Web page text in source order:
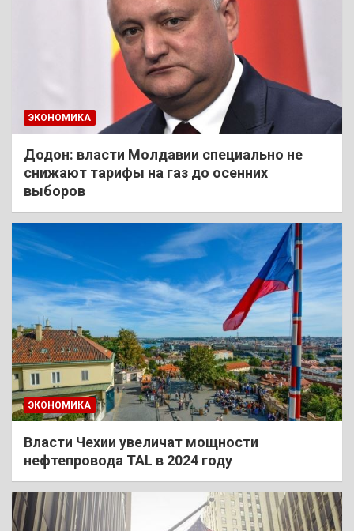
ЭКОНОМИКА
Додон: власти Молдавии специально не
снижают тарифы на газ до осенних
выборов
ЭКОНОМИКА
Власти Чехии увеличат мощности
нефтепровода TAL в 2024 году